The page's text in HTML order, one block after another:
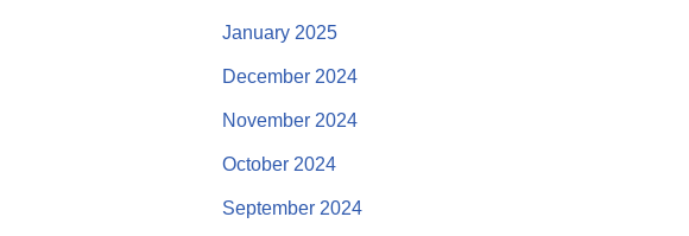
January 2025
December 2024
November 2024
October 2024
September 2024